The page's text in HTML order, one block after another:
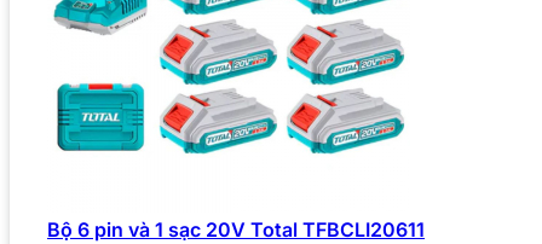
Bộ 6 pin và 1 sạc 20V Total TFBCLI20611